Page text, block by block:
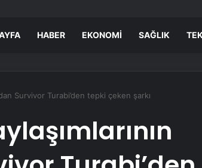
HABER EKONOMI SAĞLIK
Survivor Turabi’den tepki çeken şarkı